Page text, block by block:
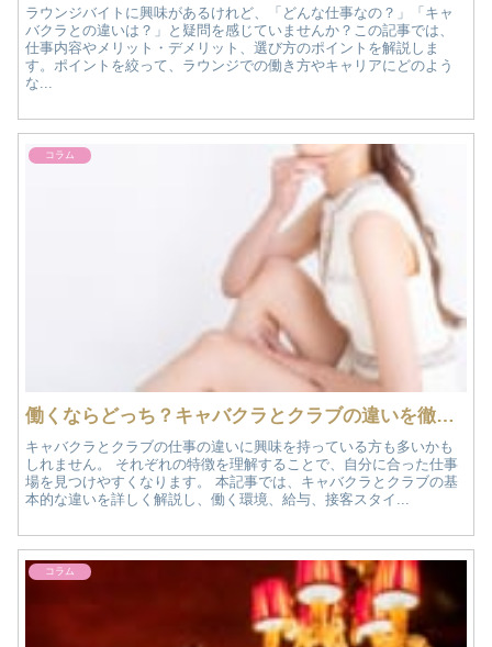
ラウンジバイトに興味があるけれど、「どんな仕事なの？」「キャ
バクラとの違いは？」と疑問を感じていませんか？この記事では、
仕事内容やメリット・デメリット、選び方のポイントを解説しま
す。ポイントを絞って、ラウンジでの働き方やキャリアにどのよう
な...
コラム
働くならどっち？キャバクラとクラブの違いを徹底解説！
キャバクラとクラブの仕事の違いに興味を持っている方も多いかも
しれません。 それぞれの特徴を理解することで、自分に合った仕事
場を見つけやすくなります。 本記事では、キャバクラとクラブの基
本的な違いを詳しく解説し、働く環境、給与、接客スタイ...
コラム